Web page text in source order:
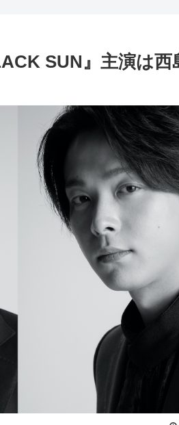
SUN』主演は⻄